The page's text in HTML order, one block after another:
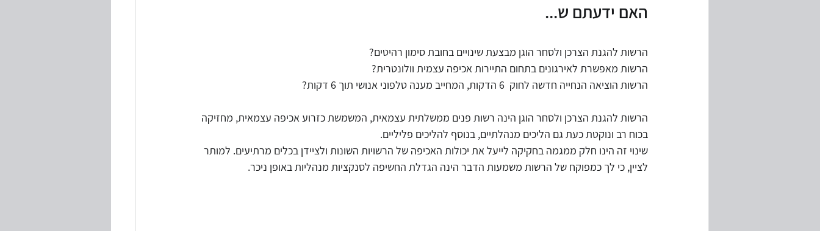
האם ידעתם ש...
הרשות להגנת הצרכן ולסחר הוגן מבצעת שינויים בחובת סימון רהיטים?
הרשות מאפשרת לאירגונים בתחום התיירות אכיפה עצמית וולונטרית?
הרשות הוציאה הנחייה חדשה לחוק  6 הדקות, המחייב מענה טלפוני אנושי תוך 6 דקות?
הרשות להגנת הצרכן ולסחר הוגן הינה רשות פנים ממשלתית עצמאית, המשמשת כזרוע אכיפה עצמאית, מחזיקה
בכוח רב ונוקטת כעת גם הליכים מנהלתיים, בנוסף להליכים פליליים.
שינוי זה הינו חלק ממגמה בחקיקה לייעל את יכולות האכיפה של הרשויות השונות ולציידן בכלים מרתיעים. למותר
לציין, כי לך כמפוקח של הרשות משמעות הדבר הינה הגדלת החשיפה לסנקציות מנהליות באופן ניכר.